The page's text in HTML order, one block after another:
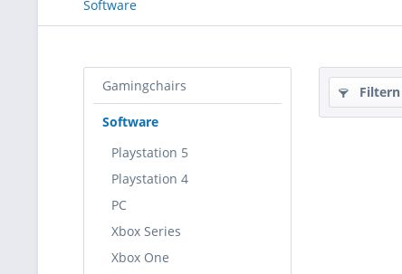
Software
Gamingchairs
Software
Playstation 5
Playstation 4
PC
Xbox Series
Xbox One
Filtern